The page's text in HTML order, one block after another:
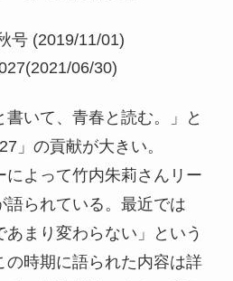
号 (2019/11/01)
06/30)
いて、青春と読む。」と
」の貢献が大きい。
によって竹内朱莉さんリー
語られている。最近では
あまり変わらない」という
の時期に語られた内容は詳